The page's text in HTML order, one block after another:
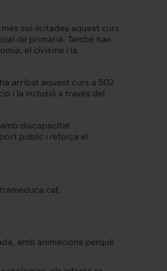
sol·licitades aquest curs
de primària. També han
el civisme i la
arribat aquest curs a 502
i la inclusió a través del
discapacitat
públic i reforça el
amb animacions perquè